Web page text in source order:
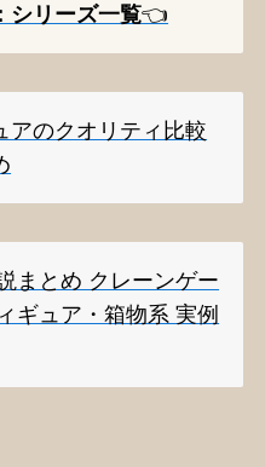
シリーズ一覧👈️
アのクオリティ比較
まとめ クレーンゲー
ギュア・箱物系 実例